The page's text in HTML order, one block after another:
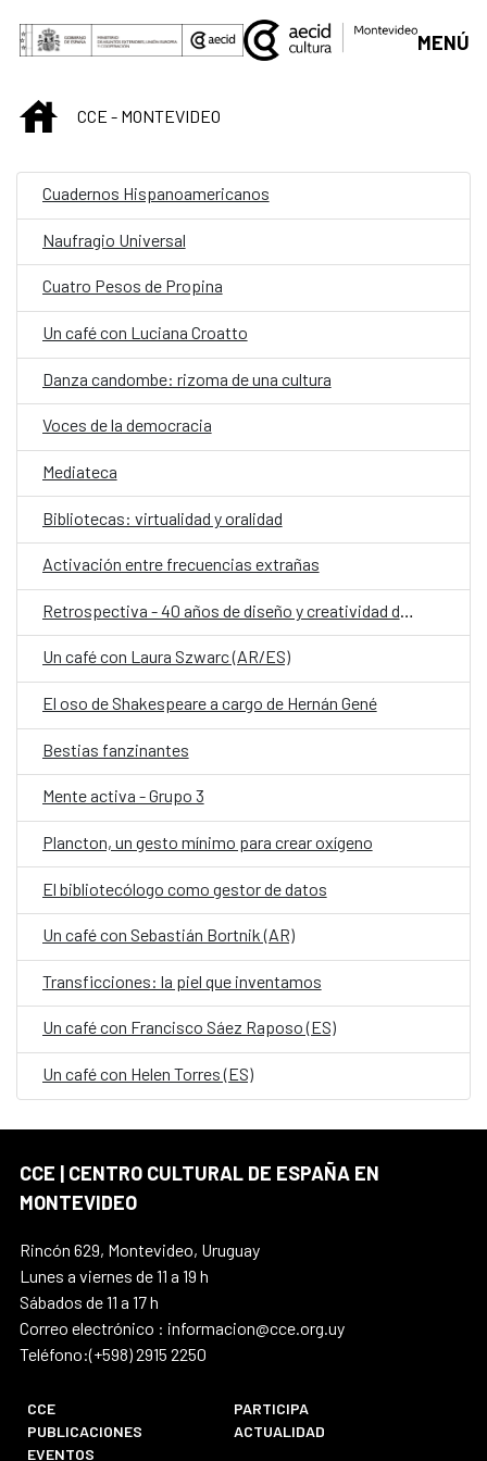
Saut au contenu principal
MENÚ
INICIOCCE - MONTEVIDEO
Cuadernos Hispanoamericanos
Naufragio Universal
Cuatro Pesos de Propina
Un café con Luciana Croatto
Danza candombe: rizoma de una cultura
Voces de la democracia
Mediateca
Bibliotecas: virtualidad y oralidad
Activación entre frecuencias extrañas
Un café con Laura Szwarc (AR/ES)
El oso de Shakespeare a cargo de Hernán Gené
Bestias fanzinantes
Mente activa - Grupo 3
Plancton, un gesto mínimo para crear oxígeno
El bibliotecólogo como gestor de datos
Un café con Sebastián Bortnik (AR)
Transficciones: la piel que inventamos
Un café con Francisco Sáez Raposo (ES)
Un café con Helen Torres (ES)
CCE | CENTRO CULTURAL DE ESPAÑA EN
MONTEVIDEO
Rincón 629, Montevideo, Uruguay
Lunes a viernes de 11 a 19 h
Sábados de 11 a 17 h
Correo electrónico : informacion@cce.org.uy
Teléfono:(+598) 2915 2250
CCE
PARTICIPA
PUBLICACIONES
ACTUALIDAD
EVENTOS